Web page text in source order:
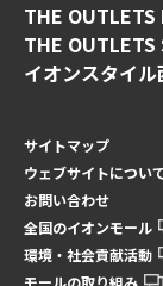
THE OUTLETS
THE OUTLETS
イオンスタイ
サイトマップ
ウェブサイトについ
お問い合わせ
全国のイオンモール
環境・社会貢献活動
モールの取り組み